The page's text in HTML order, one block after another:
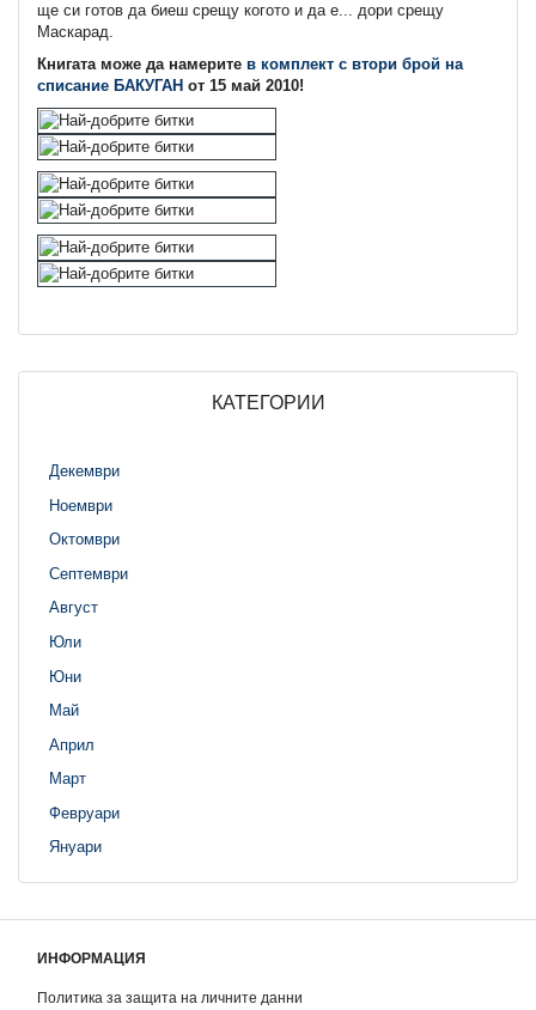
ще си готов да биеш срещу когото и да е... дори срещу
Маскарад.
Книгата може да намерите в комплект с втори брой на
списание БАКУГАН от 15 май 2010!
КАТЕГОРИИ
Декември
Ноември
Октомври
Септември
Август
Юли
Юни
Май
Април
Март
Февруари
Януари
ИНФОРМАЦИЯ
Политика за защита на личните данни